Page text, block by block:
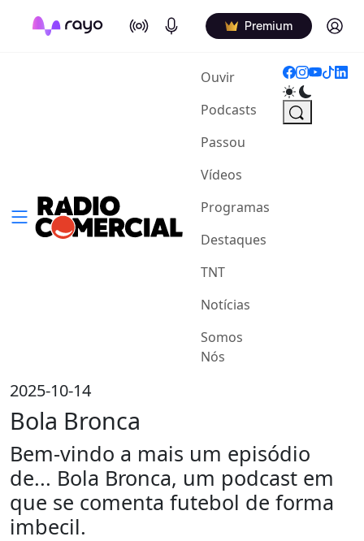
On Air Podcasts Premium Log in
Ouvir(current)
Podcasts
Passou
Vídeos
Programas
Destaques
TNT
Notícias
Somos
Nós
2025-10-14
Bola Bronca
Bem-vindo a mais um episódio
de... Bola Bronca, um podcast em
que se comenta futebol de forma
imbecil.